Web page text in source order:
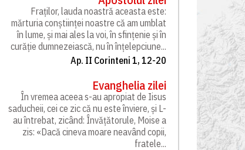
Fraților, lauda noastră aceasta este:
mărturia conștiinței noastre că am umblat
în lume, și mai ales la voi, în sfințenie și în
curăție dumnezeiască, nu în înțelepciune...
Ap. II Corinteni 1, 12-20
Evanghelia zilei
În vremea aceea s-au apropiat de Iisus
saducheii, cei ce zic că nu este înviere, și L-
au întrebat, zicând: Învățătorule, Moise a
zis: «Dacă cineva moare neavând copii,
fratele...